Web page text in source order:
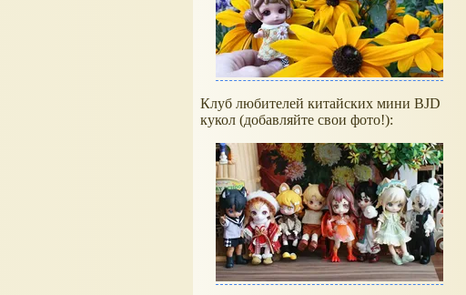
Клуб любителей китайских мини BJD
кукол (добавляйте свои фото!):